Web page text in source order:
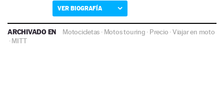
VER BIOGRAFÍA
ARCHIVADO EN Motocicletas · Motos touring · Precio ·Viajar en moto
·MITT